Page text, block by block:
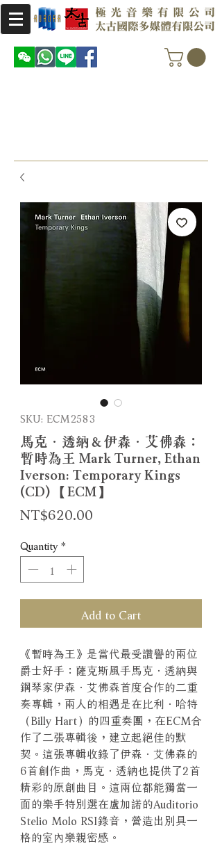
SKU: ECM2583
馬克．透納＆伊森．艾佛森：
暫時為王 Mark Turner, Ethan
Iverson: Temporary Kings
(CD) 【ECM】
NT$620.00
Quantity *
Add to Cart
《暫時為王》是當代最受讚譽的兩位
爵士好手：薩克斯風手馬克．透納與
鋼琴家伊森．艾佛森首度合作的二重
奏專輯，兩人的相遇是在比利．哈特
（Billy Hart）的四重奏團，在ECM合
作了二張專輯後，建立起絕佳的默
契。這張專輯收錄了伊森．艾佛森的
6首創作曲，馬克．透納也提供了2首
精彩的原創曲目。這兩位都能獨當一
面的樂手特別選在盧加諾的Auditorio
Stelio Molo RSI錄音，營造出別具一
格的室內樂親密感。